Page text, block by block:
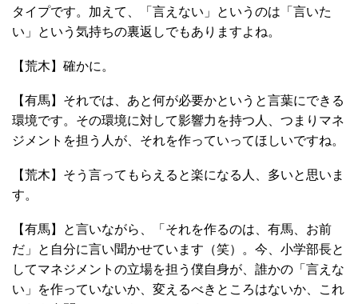
タイプです。加えて、「言えない」というのは「言いた
い」という気持ちの裏返しでもありますよね。
【荒木】確かに。
【有馬】それでは、あと何が必要かというと言葉にできる
環境です。その環境に対して影響力を持つ人、つまりマネ
ジメントを担う人が、それを作っていってほしいですね。
【荒木】そう言ってもらえると楽になる人、多いと思いま
す。
【有馬】と言いながら、「それを作るのは、有馬、お前
だ」と自分に言い聞かせています（笑）。今、小学部長と
してマネジメントの立場を担う僕自身が、誰かの「言えな
い」を作っていないか、変えるべきところはないか、これ